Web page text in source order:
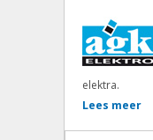
elektra.
Lees meer